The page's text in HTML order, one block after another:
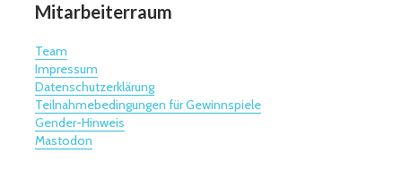
Mitarbeiterraum
Team
Impressum
Datenschutzerklärung
Teilnahmebedingungen für Gewinnspiele
Gender-Hinweis
Mastodon